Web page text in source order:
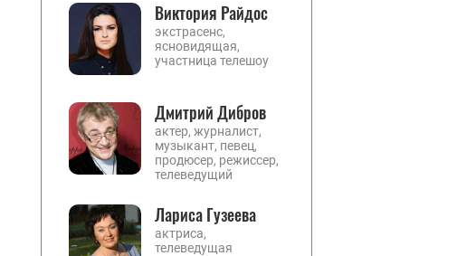
Виктория Райдос
экстрасенс,
ясновидящая,
участница телешоу
Дмитрий Дибров
актер, журналист,
музыкант, певец,
продюсер, режиссер,
телеведущий
Лариса Гузеева
актриса,
телеведущая